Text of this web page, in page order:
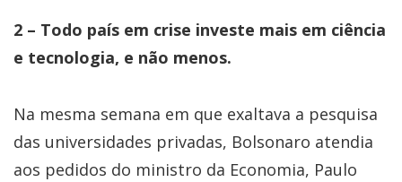
2 – Todo país em crise investe mais em ciência
e tecnologia, e não menos.
Na mesma semana em que exaltava a pesquisa
das universidades privadas, Bolsonaro atendia
aos pedidos do ministro da Economia, Paulo